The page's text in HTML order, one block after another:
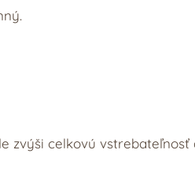
zvýši celkovú